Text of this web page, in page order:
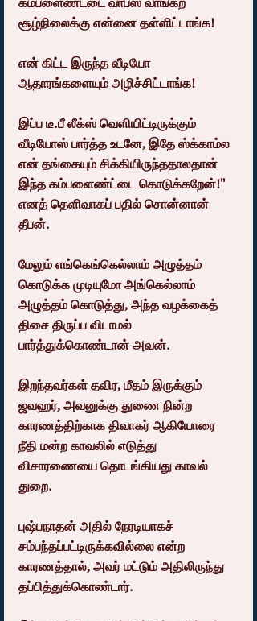
சூழ்நிலைக்கு என்னை தள்ளிட்டாங்க!
என் கிட்ட இருந்த வீடியோ
ஆதாரங்களையும் அழிச்சிட்டாங்க!
இப்ப டீ.பீ லீக்ஸ் வெளியிட்டிருக்கும்
வீடியோஸ் பார்த்த உடனே, இதே ஸ்க்காம்ல
என் தங்கையும் சிக்கியிருந்ததாலதான்
இந்த கம்பளைண்ட்டை கொடுக்கறேன்!"
எனத் தெளிவாகப் பதில் சொன்னான்
தீபன்.
மேலும் எங்கெங்கெல்லாம் அழுத்தம்
கொடுக்க முடியுமோ அங்கெல்லாம்
அழுத்தம் கொடுத்து, அந்த வழக்கைத்
திசை திருப்ப விடாமல்
பார்த்துக்கொண்டான் அவன்.
இறந்தவர்கள் தவிர, மீதம் இருக்கும்
ஜவஹர், அவனுக்கு துணை நின்ற
காரணத்திற்காக திவாகர் ஆகியோரை
நீதி மன்ற காவலில் எடுத்து
விசாரணையை தொடங்கியது காவல்
துறை.
புஷ்பநாதன் அதில் நேரடியாகச்
சம்பந்தப்பட்டிருக்கவில்லை என்ற
காரணத்தால், அவர் மட்டும் அதிலிருந்து
தப்பித்துக்கொண்டார்.